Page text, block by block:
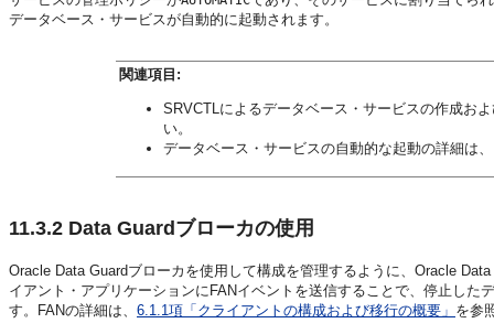
データベース・サービスが自動的に起動されます。
関連項目:
SRVCTLによるデータベース・サービスの作成お
い。
データベース・サービスの自動的な起動の詳細は、
11.3.2 Data Guardブローカの使用
Oracle Data Guardブローカを使用して構成を管理するように、Oracle
イアント・アプリケーションにFANイベントを送信することで、停止し
す。FANの詳細は、 6.1.1項「クライアントの構成および移行の概要」 を参